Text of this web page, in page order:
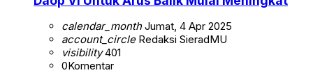
calendar_monthJumat, 4 Apr 2025
account_circleRedaksi SieradMU
visibility401
0Komentar